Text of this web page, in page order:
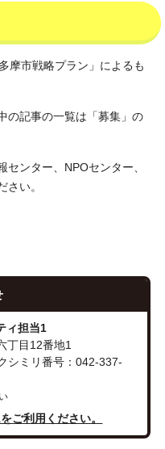
摩市戦略プラン」によるも
の記事の一覧は「募集」の
ンター、NPOセンター、
さい。
ィ担当1
丁目12番地1
シミリ番号：042-337-
ご利用ください。